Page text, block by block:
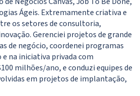
Ágeis. Extremamente criativa e
os setores de consultoria,
Gerenciei projetos de grande
de negócio, coordenei programas
na iniciativa privada com
milhões/ano, e conduzi equipes de
em projetos de implantação,